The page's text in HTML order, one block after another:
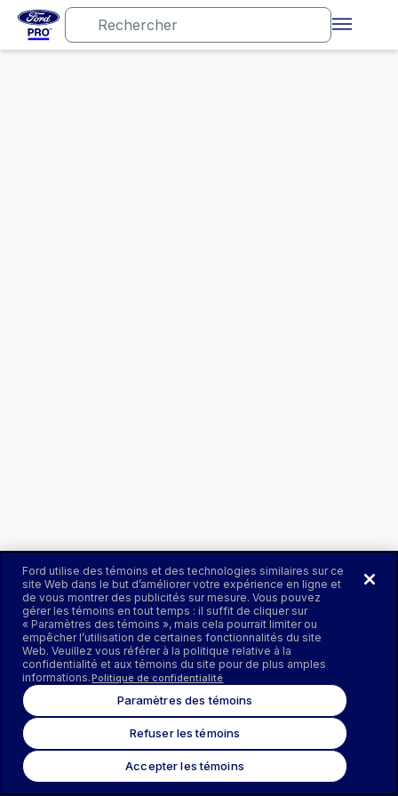
Ford utilise des témoins et des technologies similaires sur ce
site Web dans le but d’améliorer votre expérience en ligne et
de vous montrer des publicités sur mesure. Vous pouvez
gérer les témoins en tout temps : il suffit de cliquer sur
« Paramètres des témoins », mais cela pourrait limiter ou
empêcher l’utilisation de certaines fonctionnalités du site
Web. Veuillez vous référer à la politique relative à la
confidentialité et aux témoins du site pour de plus amples
informations.Politique de confidentialité
Paramètres des témoins
Refuser les témoins
Accepter les témoins